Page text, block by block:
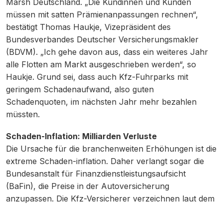
müssen mit satten Prämienanpassungen rechnen“,
bestätigt Thomas Haukje, Vizepräsident des
Bundesverbandes Deutscher Versicherungsmakler
(BDVM). „Ich gehe davon aus, dass ein weiteres Jahr
alle Flotten am Markt ausgeschrieben werden“, so
Haukje. Grund sei, dass auch Kfz-Fuhrparks mit
geringem Schadenaufwand, also guten
Schadenquoten, im nächsten Jahr mehr bezahlen
müssten.
Schaden-Inflation: Milliarden Verluste
Die Ursache für die branchenweiten Erhöhungen ist die
extreme Schaden-inflation. Daher verlangt sogar die
Bundesanstalt für Finanzdienstleistungsaufsicht
(BaFin), die Preise in der Autoversicherung
anzupassen. Die Kfz-Versicherer verzeichnen laut dem